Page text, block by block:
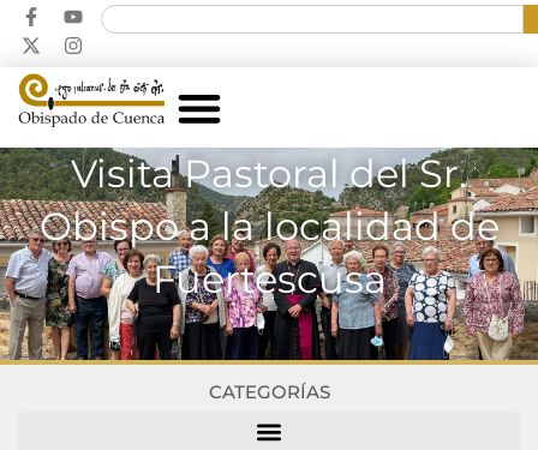
Visita Pastoral del Sr.
Obispo a la localidad de
Fuertescusa
CATEGORÍAS